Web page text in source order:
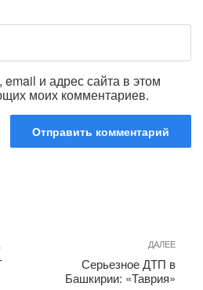
и адрес сайта в этом
моих комментариев.
ДАЛЕЕ
Серьезное ДТП в
Башкирии: «Таврия»